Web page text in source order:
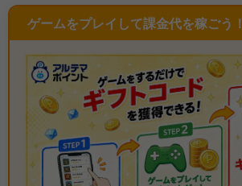
ゲームをプレイして課金代を稼ごう！